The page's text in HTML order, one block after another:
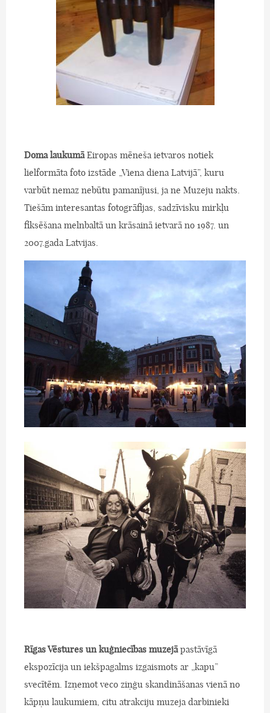
Doma laukumāEiropas mēneša ietvaros notiek
lielformāta foto izstāde „Viena diena Latvijā”, kuru
varbūt nemaz nebūtu pamanījusi, ja ne Muzeju nakts.
Tiešām interesantas fotogrāfijas, sadzīvisku mirkļu
fiksēšana melnbaltā un krāsainā ietvarā no 1987. un
2007.gada Latvijas.
Rīgas Vēstures un kuģniecības muzejāpastāvīgā
ekspozīcija un iekšpagalms izgaismots ar „kapu”
svecītēm. Izņemot veco ziņģu skandināšanas vienā no
kāpņu laukumiem, citu atrakciju muzeja darbinieki